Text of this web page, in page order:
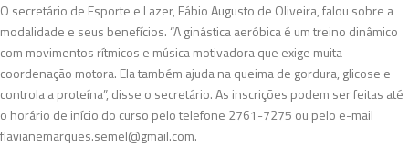
O secretário de Esporte e Lazer, Fábio Augusto de Oliveira, falou sobre a
modalidade e seus benefícios. “A ginástica aeróbica é um treino dinâmico
com movimentos rítmicos e música motivadora que exige muita
coordenação motora. Ela também ajuda na queima de gordura, glicose e
controla a proteína”, disse o secretário. As inscrições podem ser feitas até
o horário de início do curso pelo telefone 2761-7275 ou pelo e-mail
flavianemarques.semel@gmail.com.